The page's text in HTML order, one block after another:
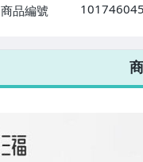
商品編號
7-ELEVEN 運費
不限金額、筆數